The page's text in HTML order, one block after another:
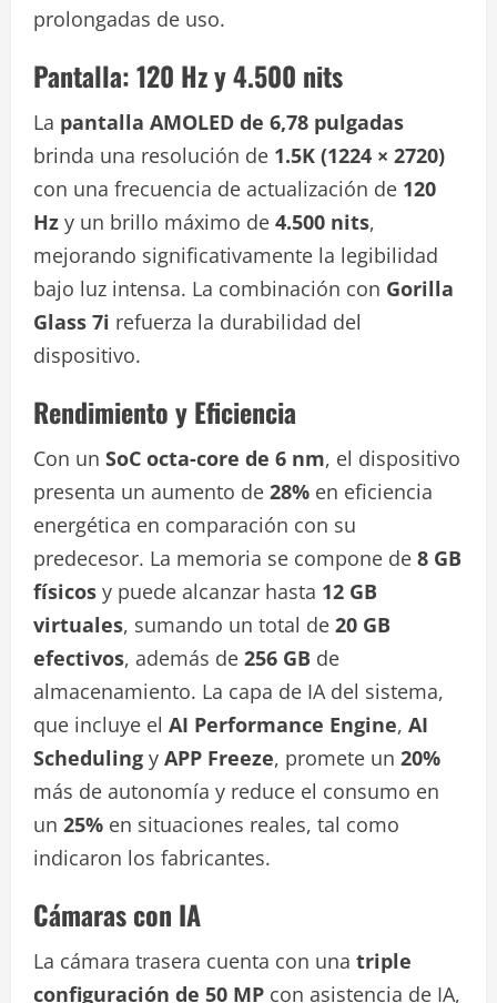
prolongadas de uso.
Pantalla: 120 Hz y 4.500 nits
La pantalla AMOLED de 6,78 pulgadas
brinda una resolución de 1.5K (1224 × 2720)
con una frecuencia de actualización de 120
Hz y un brillo máximo de 4.500 nits,
mejorando significativamente la legibilidad
bajo luz intensa. La combinación con Gorilla
Glass 7i refuerza la durabilidad del
dispositivo.
Rendimiento y Eficiencia
Con un SoC octa-core de 6 nm, el dispositivo
presenta un aumento de 28% en eficiencia
energética en comparación con su
predecesor. La memoria se compone de 8 GB
físicos y puede alcanzar hasta 12 GB
virtuales, sumando un total de 20 GB
efectivos, además de 256 GB de
almacenamiento. La capa de IA del sistema,
que incluye el AI Performance Engine, AI
Scheduling y APP Freeze, promete un 20%
más de autonomía y reduce el consumo en
un 25% en situaciones reales, tal como
indicaron los fabricantes.
Cámaras con IA
La cámara trasera cuenta con una triple
configuración de 50 MP con asistencia de IA,